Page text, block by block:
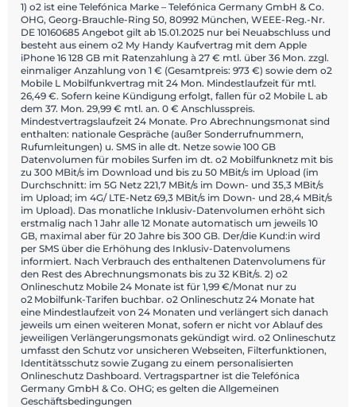
1) o2 ist eine Telefónica Marke – Telefónica Germany GmbH & Co.
OHG, Georg-Brauchle-Ring 50, 80992 München, WEEE-Reg.-Nr.
DE 10160685 Angebot gilt ab 15.01.2025 nur bei Neuabschluss und
besteht aus einem o2 My Handy Kaufvertrag mit dem Apple
iPhone 16 128 GB mit Ratenzahlung à 27 € mtl. über 36 Mon. zzgl.
einmaliger Anzahlung von 1 € (Gesamtpreis: 973 €) sowie dem o2
Mobile L Mobilfunkvertrag mit 24 Mon. Mindestlaufzeit für mtl.
26,49 €. Sofern keine Kündigung erfolgt, fallen für o2 Mobile L ab
dem 37. Mon. 29,99 € mtl. an. 0 € Anschlusspreis.
Mindestvertragslaufzeit 24 Monate. Pro Abrechnungsmonat sind
enthalten: nationale Gespräche (außer Sonderrufnummern,
Rufumleitungen) u. SMS in alle dt. Netze sowie 100 GB
Datenvolumen für mobiles Surfen im dt. o2 Mobilfunknetz mit bis
zu 300 MBit/s im Download und bis zu 50 MBit/s im Upload (im
Durchschnitt: im 5G Netz 221,7 MBit/s im Down- und 35,3 MBit/s
im Upload; im 4G/ LTE-Netz 69,3 MBit/s im Down- und 28,4 MBit/s
im Upload). Das monatliche Inklusiv-Datenvolumen erhöht sich
erstmalig nach 1 Jahr alle 12 Monate automatisch um jeweils 10
GB, maximal aber für 20 Jahre bis 300 GB. Der/die Kund:in wird
per SMS über die Erhöhung des Inklusiv-Datenvolumens
informiert. Nach Verbrauch des enthaltenen Datenvolumens für
den Rest des Abrechnungsmonats bis zu 32 KBit/s. 2) o2
Onlineschutz Mobile 24 Monate ist für 1,99 €/Monat nur zu
o2 Mobilfunk-Tarifen buchbar. o2 Onlineschutz 24 Monate hat
eine Mindestlaufzeit von 24 Monaten und verlängert sich danach
jeweils um einen weiteren Monat, sofern er nicht vor Ablauf des
jeweiligen Verlängerungsmonats gekündigt wird. o2 Onlineschutz
umfasst den Schutz vor unsicheren Webseiten, Filterfunktionen,
Identitätsschutz sowie Zugang zu einem personalisierten
Onlineschutz Dashboard. Vertragspartner ist die Telefónica
Germany GmbH & Co. OHG; es gelten die Allgemeinen
Geschäftsbedingungen